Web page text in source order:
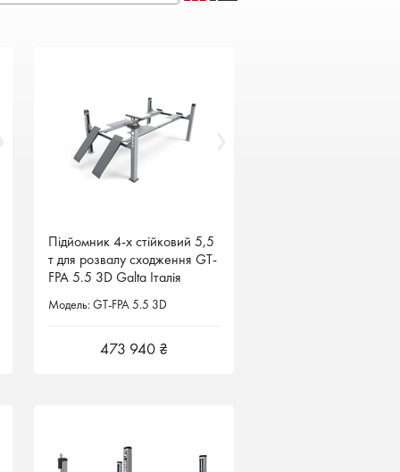
Підйомник 4-х стійковий 5,5
т для розвалу сходження GT-
FPA 5.5 3D Galta Італія
Модель: GT-FPA 5.5 3D
473 940 ₴
Підйомник 4-х стійковий 5,5
т для розвалу сходження GT-
FPA 5.5 3D Galta Італія
Модель: GT-FPA 5.5 3D
473 940 ₴